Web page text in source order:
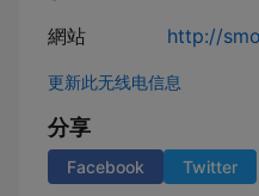
網站 http://
更新此无线电信息
分享
Facebook Twitter